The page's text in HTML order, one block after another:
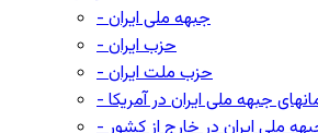
- جبهه ملی ایران
- حزب ایران
- حزب ملت ایران
جبهه ملی ایران در آمریکا